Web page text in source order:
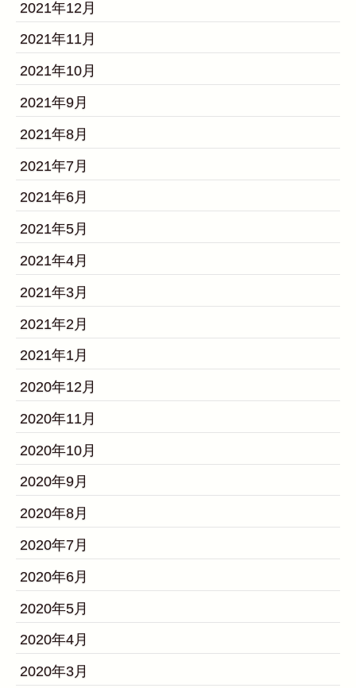
2021年12月
2021年11月
2021年10月
2021年9月
2021年8月
2021年7月
2021年6月
2021年5月
2021年4月
2021年3月
2021年2月
2021年1月
2020年12月
2020年11月
2020年10月
2020年9月
2020年8月
2020年7月
2020年6月
2020年5月
2020年4月
2020年3月